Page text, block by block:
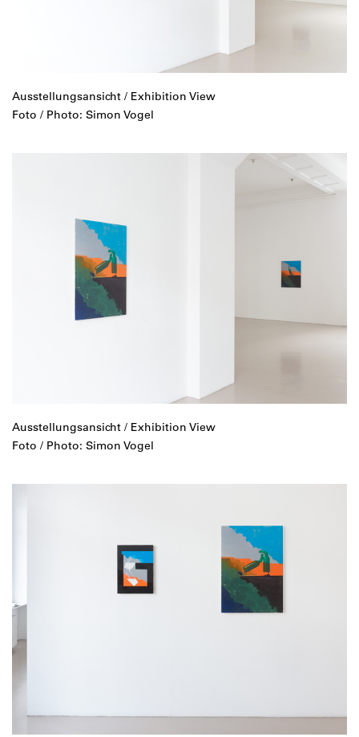
Ausstellungsansicht / Exhibition View
Foto / Photo: Simon Vogel
Ausstellungsansicht / Exhibition View
Foto / Photo: Simon Vogel